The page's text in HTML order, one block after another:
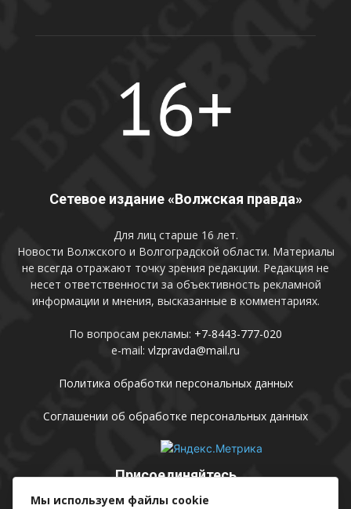
Сетевое издание «Волжская правда»
Для лиц старше 16 лет.
Новости Волжского и Волгоградской области. Материалы
не всегда отражают точку зрения редакции. Редакция не
несет ответственности за объективность рекламной
информации и мнения, высказанные в комментариях.
По вопросам рекламы: +7-8443-777-020
e-mail: vlzpravda@mail.ru
Политика обработки персональных данных
Соглашении об обработке персональных данных
Присоединяйтесь
Мы используем файлы cookie